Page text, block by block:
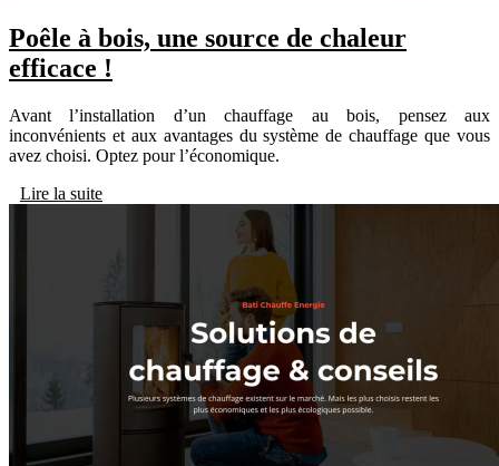
Poêle à bois, une source de chaleur
efficace !
Avant l’installation d’un chauffage au bois, pensez aux
inconvénients et aux avantages du système de chauffage que vous
avez choisi. Optez pour l’économique.
Lire la suite